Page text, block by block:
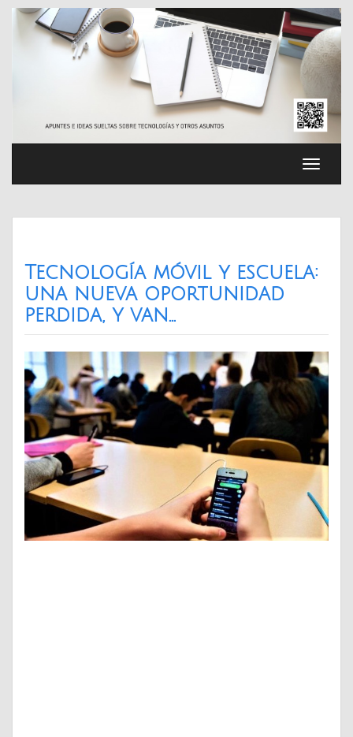
Saltar
contenido
Tecnología móvil y escuela:
una nueva oportunidad
perdida, y van…